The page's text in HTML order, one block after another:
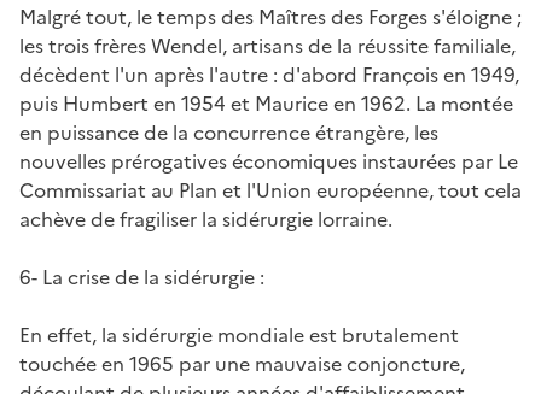
Malgré tout, le temps des Maîtres des Forges s'éloigne ;
les trois frères Wendel, artisans de la réussite familiale,
décèdent l'un après l'autre : d'abord François en 1949,
puis Humbert en 1954 et Maurice en 1962. La montée
en puissance de la concurrence étrangère, les
nouvelles prérogatives économiques instaurées par Le
Commissariat au Plan et l'Union européenne, tout cela
achève de fragiliser la sidérurgie lorraine.
6- La crise de la sidérurgie :
En effet, la sidérurgie mondiale est brutalement
touchée en 1965 par une mauvaise conjoncture,